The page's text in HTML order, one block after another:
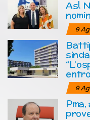
Asl
9
9